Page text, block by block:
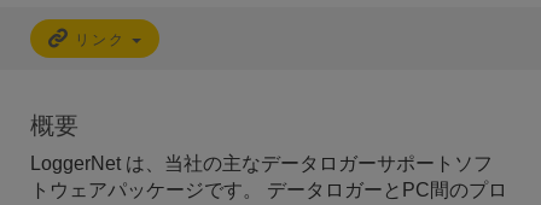
リンク
概要
LoggerNet は、当社の主なデータロガーサポートソフ
トウェアパッケージです。 データロガーとPC間のプロ